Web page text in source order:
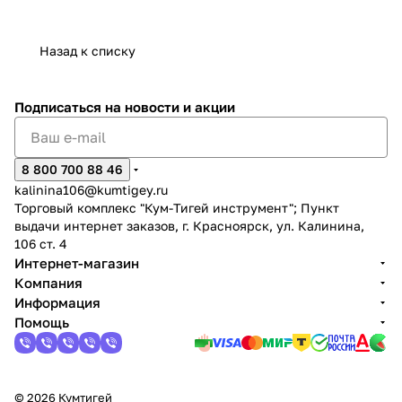
Назад к списку
Подписаться на новости и акции
8 800 700 88 46
kalinina106@kumtigey.ru
Торговый комплекс "Кум-Тигей инструмент"; Пункт
выдачи интернет заказов, г. Красноярск, ул. Калинина,
106 ст. 4
Интернет-магазин
Компания
Информация
Помощь
© 2026 Кумтигей